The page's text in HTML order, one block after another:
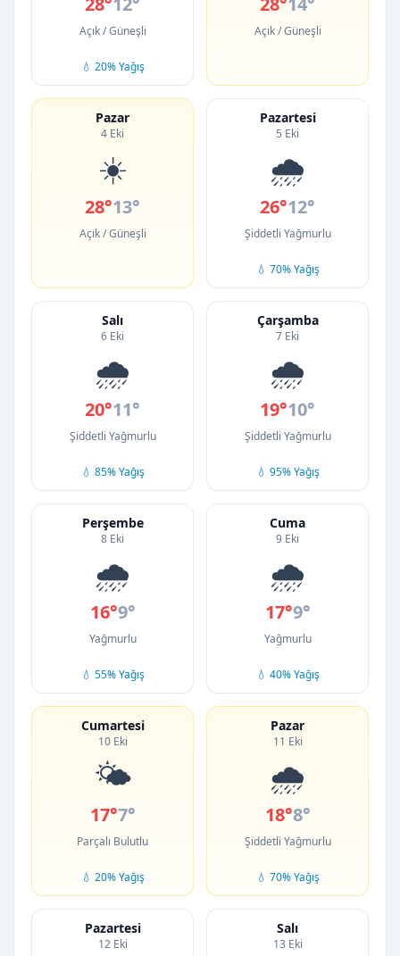
Açık / Güneşli
💧 20% Yağış
Açık / Güneşli
Pazar
4 Eki
☀️
28°13°
Açık / Güneşli
Pazartesi
5 Eki
🌧️
26°12°
Şiddetli Yağmurlu
💧 70% Yağış
Salı
6 Eki
🌧️
20°11°
Şiddetli Yağmurlu
💧 85% Yağış
Çarşamba
7 Eki
🌧️
19°10°
Şiddetli Yağmurlu
💧 95% Yağış
Perşembe
8 Eki
🌧️
16°9°
Yağmurlu
💧 55% Yağış
Cuma
9 Eki
🌧️
17°9°
Yağmurlu
💧 40% Yağış
Cumartesi
10 Eki
🌤️
17°7°
Parçalı Bulutlu
💧 20% Yağış
Pazar
11 Eki
🌧️
18°8°
Şiddetli Yağmurlu
💧 70% Yağış
Pazartesi
12 Eki
Salı
13 Eki